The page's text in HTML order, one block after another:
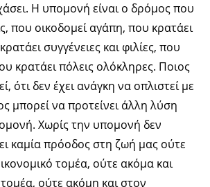
Η υπομονή είναι ο δρόμος που
που οικοδομεί αγάπη, που κρατάει
συγγένειες και φιλίες, που
κρατάει πόλεις ολόκληρες. Ποιος
ότι δεν έχει ανάγκη να οπλιστεί με
μπορεί να προτείνει άλλη λύση
Χωρίς την υπομονή δεν
καμία πρόοδος στη ζωή μας ούτε
τομέα, ούτε ακόμα και
ούτε ακόμη και στον